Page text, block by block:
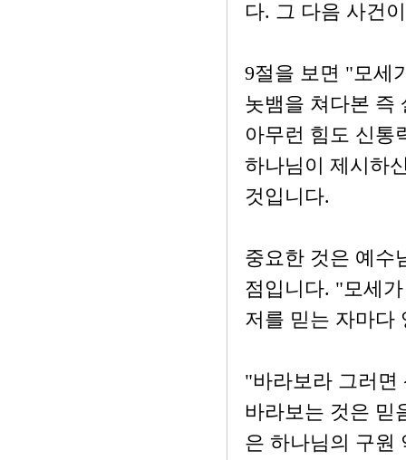
다. 그 다음 사건
9절을 보면 "모세
놋뱀을 쳐다본 즉
아무런 힘도 신통
하나님이 제시하
것입니다.
중요한 것은 예수
점입니다. "모세
저를 믿는 자마다
"바라보라 그러면
바라보는 것은 믿
은 하나님의 구원